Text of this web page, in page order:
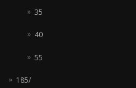
35
40
55
185/